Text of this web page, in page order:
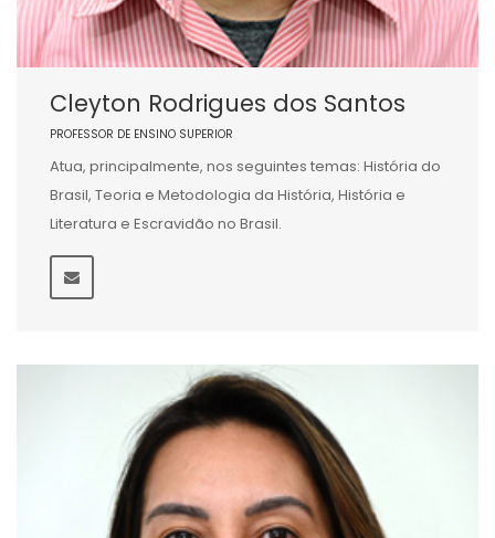
Cleyton Rodrigues dos Santos
PROFESSOR DE ENSINO SUPERIOR
Atua, principalmente, nos seguintes temas: História do
Brasil, Teoria e Metodologia da História, História e
Literatura e Escravidão no Brasil.